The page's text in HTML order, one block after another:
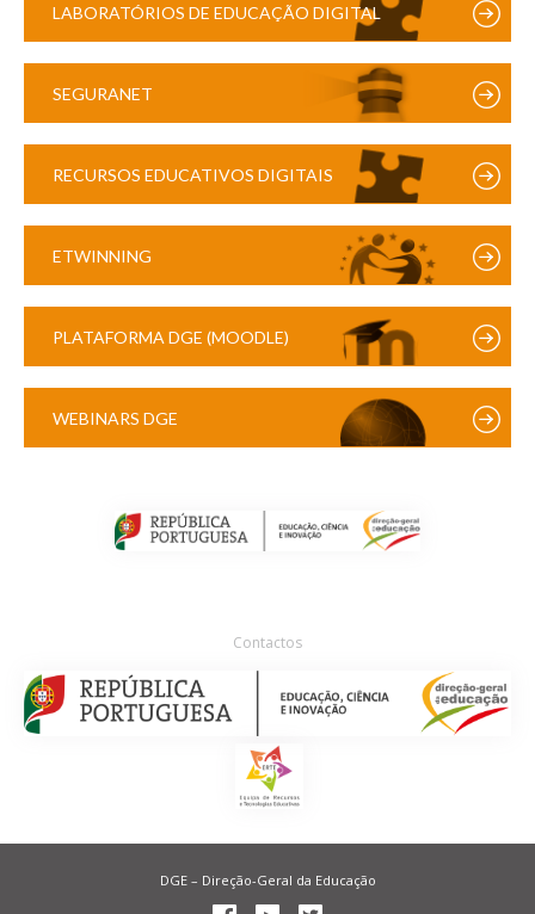
LABORATÓRIOS DE EDUCAÇÃO DIGITAL
SEGURANET
RECURSOS EDUCATIVOS DIGITAIS
ETWINNING
PLATAFORMA DGE (MOODLE)
WEBINARS DGE
Contactos
DGE – Direção-Geral da Educação